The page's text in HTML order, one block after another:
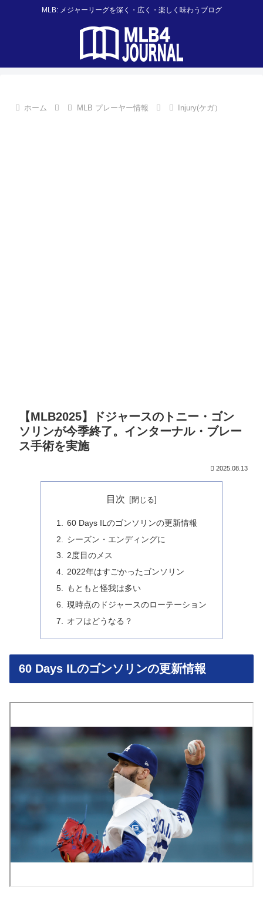
MLB: メジャーリーグを深く・広く・楽しく味わうブログ
ホーム MLB プレーヤー情報 Injury(ケガ）
【MLB2025】ドジャースのトニー・ゴン
ソリンが今季終了。インターナル・ブレー
ス手術を実施
2025.08.13
目次
60 Days ILのゴンソリンの更新情報
シーズン・エンディングに
2度目のメス
2022年はすごかったゴンソリン
もともと怪我は多い
現時点のドジャースのローテーション
オフはどうなる？
60 Days ILのゴンソリンの更新情報